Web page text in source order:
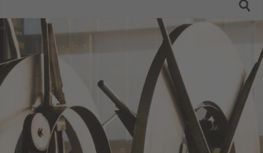
UNTERNEHMEN
PRODUKTE
QUALITÄT
SERVICE
NEWS